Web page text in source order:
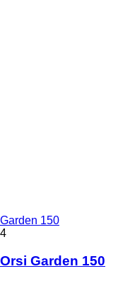
Garden 150
4
Orsi Garden 150